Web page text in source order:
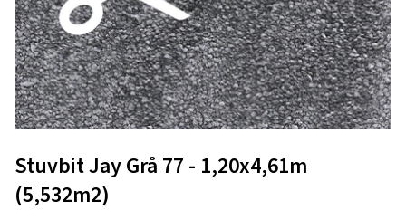
Stuvbit Jay Grå 77 - 1,20x4,61m
(5,532m2)